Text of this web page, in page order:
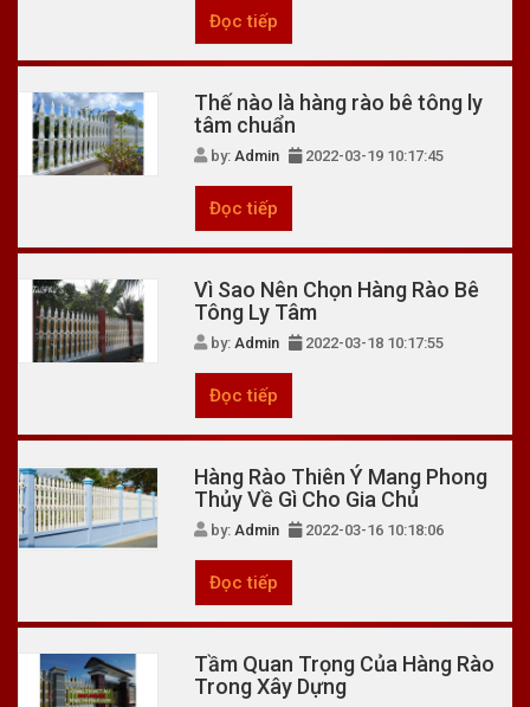
Đọc tiếp
Thế nào là hàng rào bê tông ly
tâm chuẩn
by:Admin 2022-03-19 10:17:45
Đọc tiếp
Vì Sao Nên Chọn Hàng Rào Bê
Tông Ly Tâm
by:Admin 2022-03-18 10:17:55
Đọc tiếp
Hàng Rào Thiên Ý Mang Phong
Thủy Về Gì Cho Gia Chủ
by:Admin 2022-03-16 10:18:06
Đọc tiếp
Tầm Quan Trọng Của Hàng Rào
Trong Xây Dựng